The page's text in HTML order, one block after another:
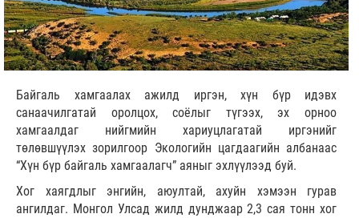
Байгаль хамгаалах ажилд иргэн, хүн бүр идэвх
санаачилгатай оролцох, соёлыг түгээх, эх орноо
хамгаалдаг нийгмийн хариуцлагатай иргэнийг
төлөвшүүлэх зорилгоор Экологийн цагдаагийн албанаас
“Хүн бүр байгаль хамгаалагч” аяныг эхлүүлээд буй.
Хог хаягдлыг энгийн, аюултай, ахуйн хэмээн гурав
ангилдаг. Монгол Улсад жилд дунджаар 2,3 сая тонн хог